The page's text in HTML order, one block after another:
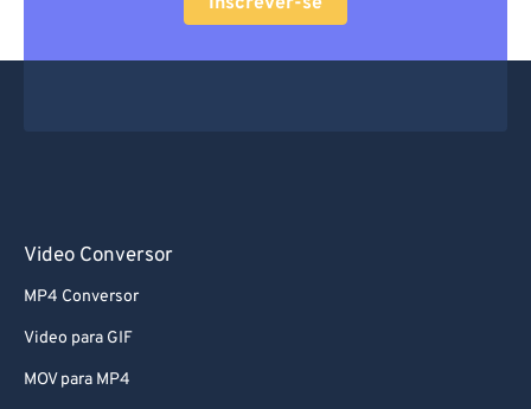
Video Conversor
MP4 Conversor
Video para GIF
MOV para MP4